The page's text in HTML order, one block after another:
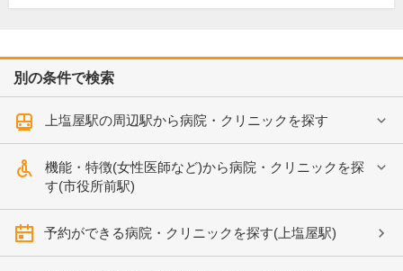
別の条件で検索
上塩屋駅の周辺駅から病院・クリニックを探す
機能・特徴(女性医師など)から病院・クリニックを探
す(市役所前駅)
予約ができる病院・クリニックを探す(上塩屋駅)